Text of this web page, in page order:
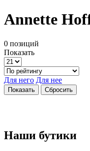
Annette
0 позиций
Показать
Для него Для нее
Наши бутики